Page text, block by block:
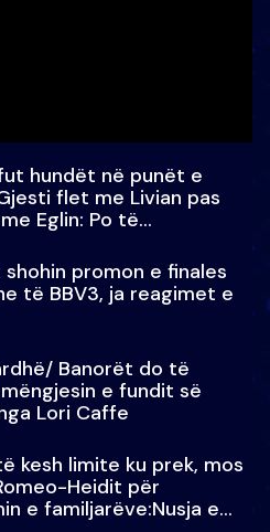
hundët në punët e
flet me Livian pas
Eglin: Po të
promon e finales
të BBV3, ja reagimet e
Banorët do të
e fundit së
Lori Caffe
kesh limite ku prek, mos
Heidit për
e familjarëve:Nusja e